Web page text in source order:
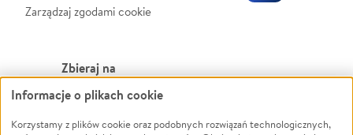
Zarządzaj zgodami cookie
Zbieraj na
Leczenie
Zwierzęta
Powódź
Informacje o plikach cookie
Korzystamy z plików cookie oraz podobnych rozwiązań technologicznych,